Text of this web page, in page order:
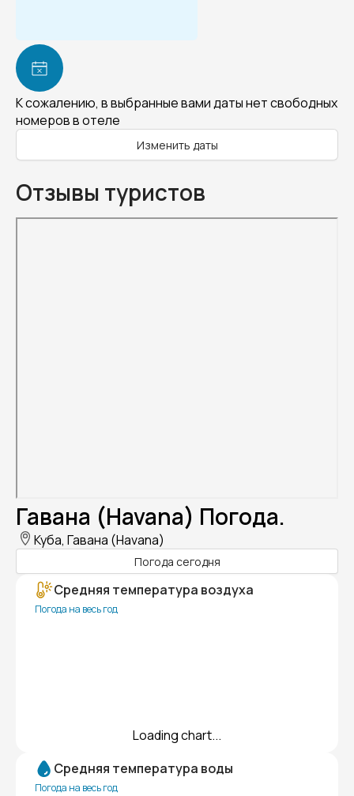
К сожалению, в выбранные вами даты нет свободных
номеров в отеле
Изменить даты
Отзывы туристов
Гавана (Havana) Погода.
Куба, Гавана (Havana)
Погода сегодня
Средняя температура воздуха
Погода на весь год
Loading chart...
Средняя температура воды
Погода на весь год